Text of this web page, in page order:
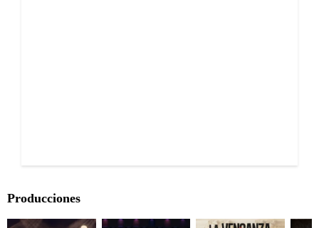
Producciones